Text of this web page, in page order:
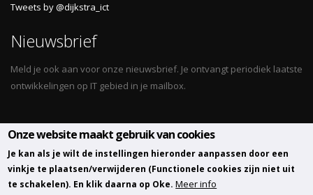
Tweets by @dijkstra_ict
Nieuwsbrief
Meld je ook aan voor onze nieuwsbrief. Je ontvangt periodiek laatste
ontwikkelingen op IT gebied in je mailbox.
Volg ons
Onze website maakt gebruik van cookies
Je kan als je wilt de instellingen hieronder aanpassen door een
vinkje te plaatsen/verwijderen (Functionele cookies zijn niet uit
te schakelen). En klik daarna op Oke. Meer info